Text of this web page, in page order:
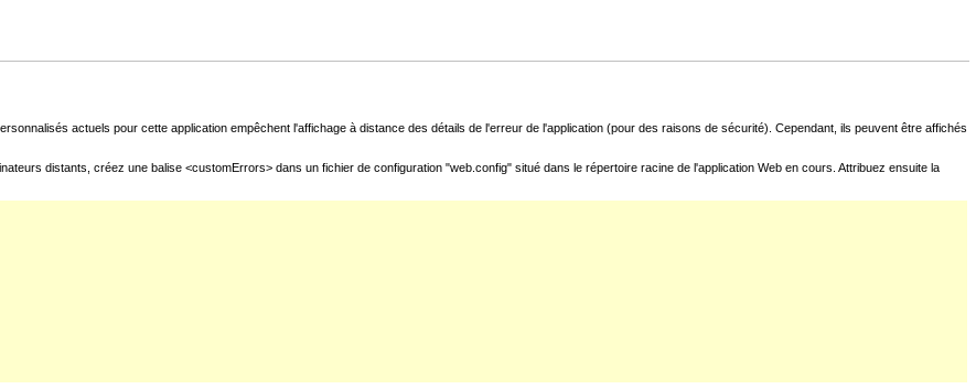
actuels pour cette application empêchent l'affichage à distance des détails de l'erreur de l'application (pour des raisons de sécurité). Cependant, ils peuvent être affichés
distants, créez une balise <customErrors> dans un fichier de configuration "web.config" situé dans le répertoire racine de l'application Web en cours. Attribuez ensuite la